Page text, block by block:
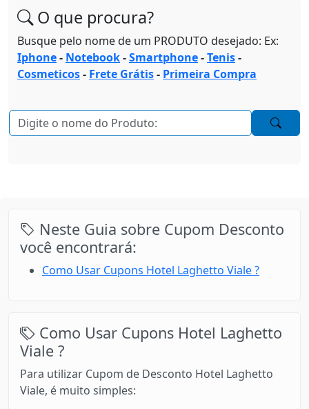
O que procura?
Busque pelo nome de um PRODUTO desejado: Ex:
Iphone- Notebook-Smartphone-Tenis-
Cosmeticos- Frete Grátis- Primeira Compra
Neste Guia sobre Cupom Desconto
você encontrará:
Como Usar Cupons Hotel Laghetto Viale ?
Como Usar Cupons Hotel Laghetto
Viale ?
Para utilizar Cupom de Desconto Hotel Laghetto
Viale, é muito simples: